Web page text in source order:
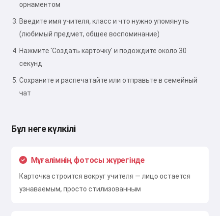
орнаментом
Введите имя учителя, класс и что нужно упомянуть
(любимый предмет, общее воспоминание)
Нажмите 'Создать карточку' и подождите около 30
секунд
Сохраните и распечатайте или отправьте в семейный
чат
Бұл неге күлкілі
Мұғалімнің фотосы жүрегінде
Карточка строится вокруг учителя — лицо остается
узнаваемым, просто стилизованным
өлеңдер мен құттықтаулар